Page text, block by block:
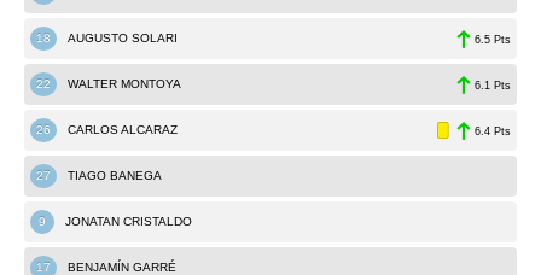
18 AUGUSTO SOLARI 6.5 Pts
22 WALTER MONTOYA 6.1 Pts
26 CARLOS ALCARAZ 6.4 Pts
27 TIAGO BANEGA
9 JONATAN CRISTALDO
17 BENJAMÍN GARRÉ